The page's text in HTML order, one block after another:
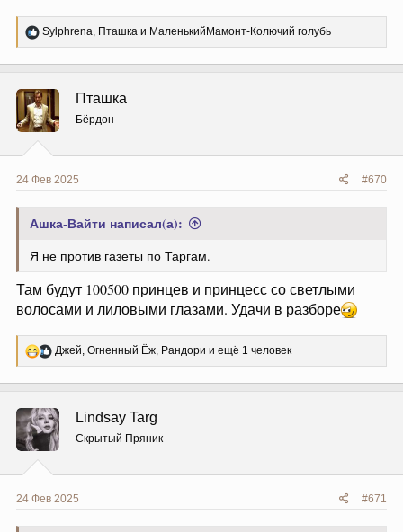
Р
е
ц
и
и
:
Sylphrena, Пташка и МаленькийМамонт-Колючий голубь
Пташка
Бёрдон
24 Фев 2025 #670
Ашка-Вайти написал(а):
Я не против газеты по Таргам.
Там будут 100500 принцев и принцесс со светлыми
волосами и лиловыми глазами. Удачи в разборе
Р
е
ц
и
и
:
Джей, Огненный Ёж, Рандори и ещё 1 человек
Lindsay Targ
Скрытый Пряник
24 Фев 2025 #671